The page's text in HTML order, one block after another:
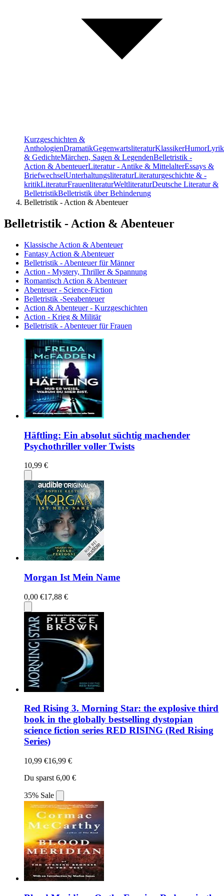
Kurzgeschichten &
AnthologienDramatikGegenwartsliteraturKlassikerHumorLyrik
& GedichteMärchen, Sagen & LegendenBelletristik -
Action & AbenteuerLiteratur - Antike & MittelalterEssays &
BriefwechselUnterhaltungsliteraturLiteraturgeschichte & -
kritikLiteraturFrauenliteraturWeltliteraturDeutsche Literatur &
BelletristikBelletristik über Behinderung
Belletristik - Action & Abenteuer
Belletristik - Action & Abenteuer
Klassische Action & Abenteuer
Fantasy Action & Abenteuer
Belletristik - Abenteuer für Männer
Action - Mystery, Thriller & Spannung
Romantisch Action & Abenteuer
Abenteuer - Science-Fiction
Belletristik -Seeabenteuer
Action & Abenteuer - Kurzgeschichten
Action - Krieg & Militär
Belletristik - Abenteuer für Frauen
Häftling: Ein absolut süchtig machender
Psychothriller voller Twists
10,99 €
Morgan Ist Mein Name
0,00 €17,88 €
Red Rising 3. Morning Star: the explosive third
book in the globally bestselling dystopian
science fiction series RED RISING (Red Rising
Series)
10,99 €16,99 €
Du sparst 6,00 €
35% Sale